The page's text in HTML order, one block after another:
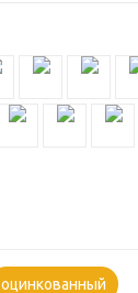
оцинкованный